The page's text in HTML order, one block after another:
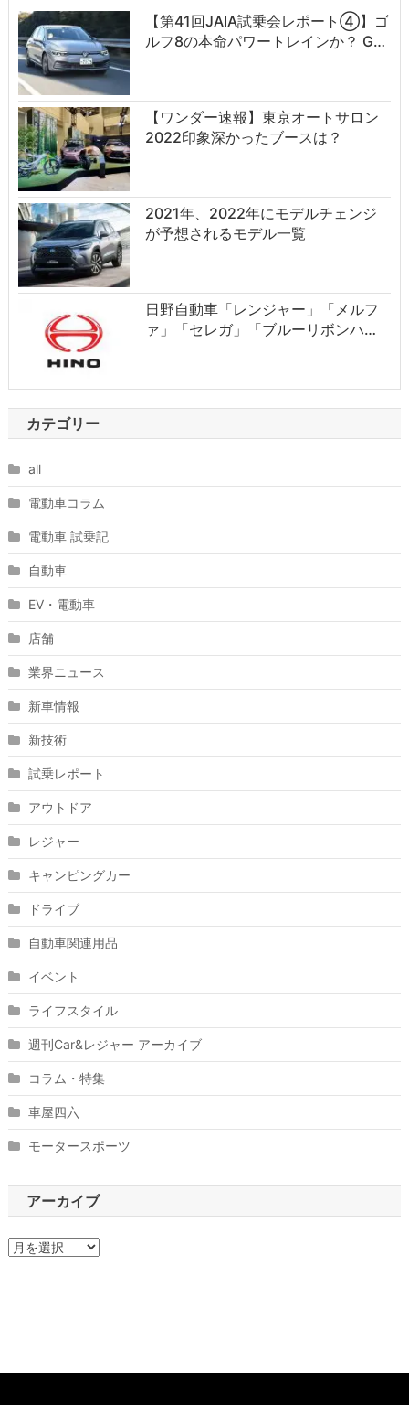
【第41回JAIA試乗会レポート④】ゴ
ルフ8の本命パワートレインか？ G…
【ワンダー速報】東京オートサロン
2022印象深かったブースは？
2021年、2022年にモデルチェンジ
が予想されるモデル一覧
日野自動車「レンジャー」「メルフ
ァ」「セレガ」「ブルーリボンハ…
カテゴリー
all
電動車コラム
電動車 試乗記
自動車
EV・電動車
店舗
業界ニュース
新車情報
新技術
試乗レポート
アウトドア
レジャー
キャンピングカー
ドライブ
自動車関連用品
イベント
ライフスタイル
週刊Car&レジャー アーカイブ
コラム・特集
車屋四六
モータースポーツ
アーカイブ
ア